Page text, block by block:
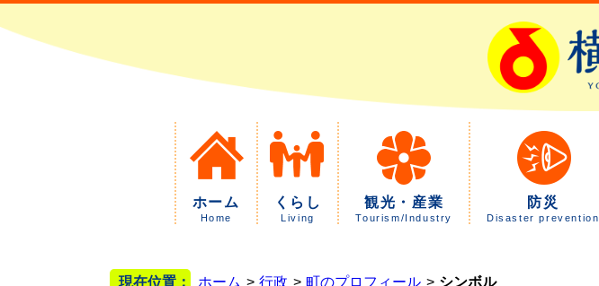
ホーム
Home
くらし
Living
観光・産業
Tourism/Industry
防災
Disaster prevention
現在位置： ホーム 行政 町のプロフィール シンボル